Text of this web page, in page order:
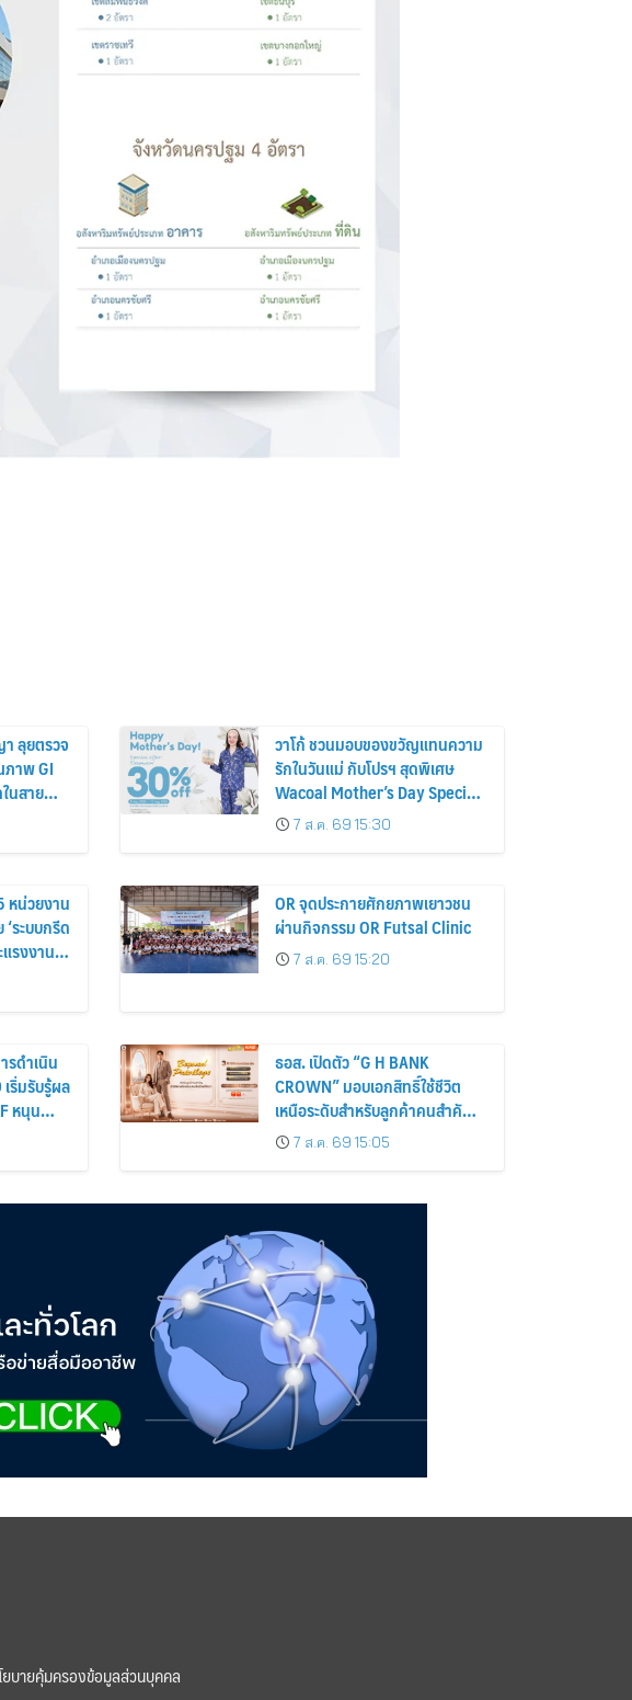
ลุยตรวจ
าพ GI
นสาย
วาโก้ ชวนมอบของขวัญแทนความ
รักในวันแม่ กับโปรฯ สุดพิเศษ
Wacoal Mother’s Day Special
ลดทันที 30% เริ่ม 8 – 12 สิงหาคม
2569
7 ส.ค. 69 15:30
หน่วยงาน
ระบบกรีด
รงงาน
รสวน
าง
OR จุดประกายศักยภาพเยาวชน
ผ่านกิจกรรม OR Futsal Clinic
7 ส.ค. 69 15:20
รดำเนิน
ริ่มรับรู้ผล
หนุน
ธอส. เปิดตัว “G H BANK
CROWN” มอบเอกสิทธิ์ใช้ชีวิต
เหนือระดับสำหรับลูกค้าคนสำคัญ
ตอกย้ำบทบาท Beyond Housing
Bank
7 ส.ค. 69 15:05
ยบายคุ้มครองข้อมูลส่วนบุคคล